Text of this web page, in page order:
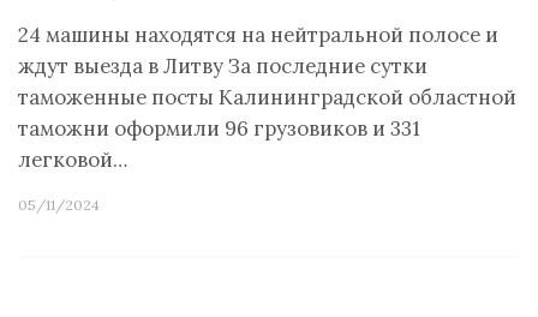
24 машины находятся на нейтральной полосе и
ждут выезда в Литву За последние сутки
таможенные посты Калининградской областной
таможни оформили 96 грузовиков и 331
легковой…
05/11/2024